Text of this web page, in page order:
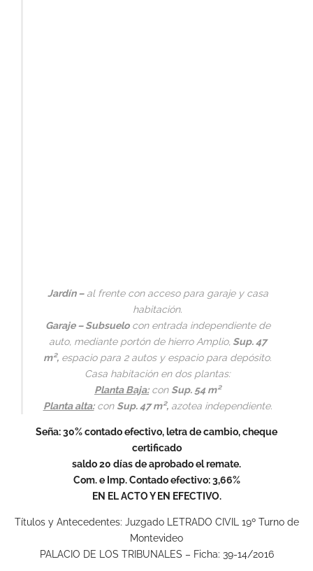
Jardín –al frente con acceso para garaje y casa
habitación.
Garaje – Subsuelocon entrada independiente de
auto, mediante portón de hierro Amplio, Sup. 47
m², espacio para 2 autos y espacio para depósito.
Casa habitación en dos plantas:
Planta Baja:con Sup. 54 m²
Planta alta:con Sup. 47 m²,azotea independiente.
Seña: 30% contado efectivo, letra de cambio, cheque
certificado
saldo 20 días de aprobado el remate.
Com. e Imp. Contado efectivo: 3,66%
EN EL ACTO Y EN EFECTIVO.
Títulos y Antecedentes: Juzgado LETRADO CIVIL 19º Turno de
Montevideo
PALACIO DE LOS TRIBUNALES – Ficha: 39-14/2016